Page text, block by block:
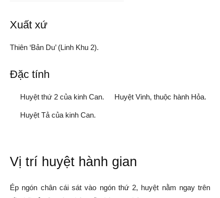
Xuất xứ
Thiên ‘Bản Du’ (Linh Khu 2).
Đặc tính
Huyệt thứ 2 của kinh Can. Huyệt Vinh, thuộc hành Hỏa.
Huyệt Tả của kinh Can.
Vị trí huyệt hành gian
Ép ngón chân cái sát vào ngón thứ 2, huyệt nằm ngay trên